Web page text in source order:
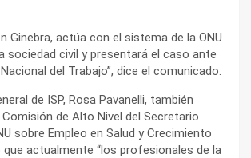
Ginebra, actúa con el sistema de la ONU
sociedad civil y presentará el caso ante
del Trabajo”, dice el comunicado.
de ISP, Rosa Pavanelli, también
de Alto Nivel del Secretario
sobre Empleo en Salud y Crecimiento
que actualmente “los profesionales de la